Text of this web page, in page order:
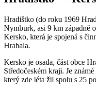
Hradištko (do roku 1969
Nymburk, asi 9 km západně
Kersko, která je spojená s
Hrabala.
Kersko je osada, část obce
Středočeském kraji. Je
který zde léta žil spolu s 25